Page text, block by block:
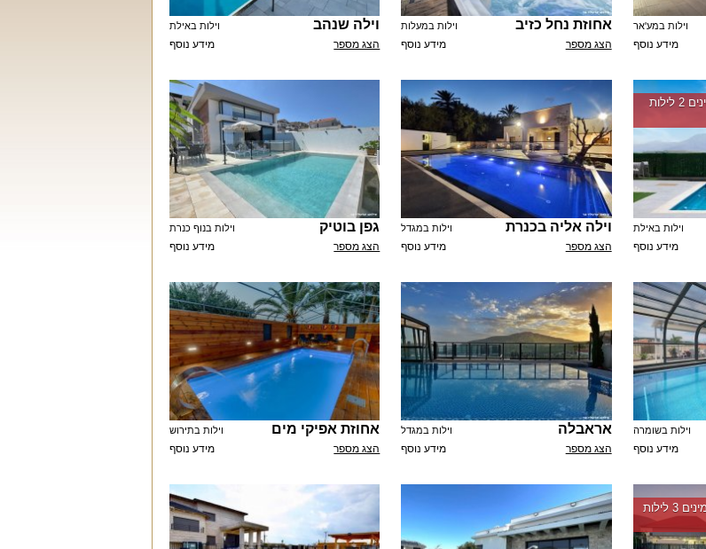
וילות במע'אר
מידע נוסף
אחוזת נחל כזיב וילות במעלות
מידע נוסף הצג מספר
וילה שנהב וילות באילת
מידע נוסף הצג מספר
החל מ-‏5000 ₪ ללילה למזמינים 2 לילות
וילות באילת
מידע נוסף
וילה אליה בכנרת וילות במגדל
מידע נוסף הצג מספר
גפן בוטיק וילות בנוף כנרת
מידע נוסף הצג מספר
וילות בשומרה
מידע נוסף
אראבלה וילות במגדל
מידע נוסף הצג מספר
אחוזת אפיקי מים וילות בתירוש
מידע נוסף הצג מספר
החל מ-‏12000 ₪ ללילה למזמינים 3 לילות